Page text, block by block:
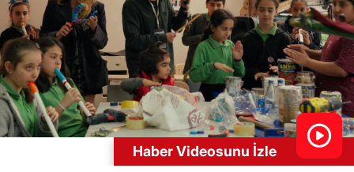
Haber Videosunu İzle